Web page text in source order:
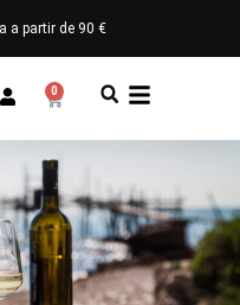
a partir de 90 €
0